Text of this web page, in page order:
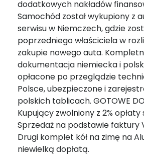
dodatkowych nakładów
Samochód został wykupiony z
serwisu w Niemczech, gdzie
poprzedniego właściciela w
zakupie nowego auta.
dokumentacja niemiecka i
opłacone po przeglądzie
Polsce, ubezpieczone i
polskich tablicach. GOTOWE
Kupujący zwolniony z 2%
Sprzedaż na podstawie faktury
Drugi komplet kół na zimę na
niewielką dopłatą.